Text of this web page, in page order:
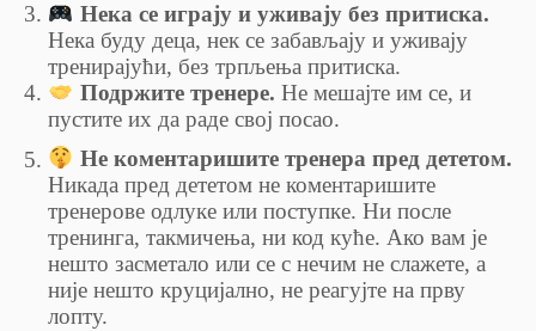
Нека се играју и уживају без притиска.
Нека буду деца, нек се забављају и уживају
тренирајући, без трпљења притиска.
Подржите тренере. Не мешајте им се, и
пустите их да раде свој посао.
Не коментаришите тренера пред дететом.
Никада пред дететом не коментаришите
тренерoве одлуке или поступке. Ни после
тренинга, такмичења, ни код куће. Ако вам је
нешто засметало или се с нечим не слажете, а
није нешто круцијално, не реагујте на прву
лопту.